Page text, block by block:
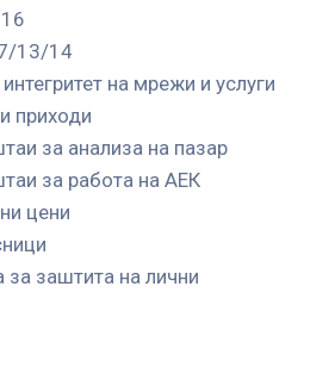
13/14
на мрежи и услуги
приходи
за анализа на пазар
за работа на АЕК
цени
за заштита на лични